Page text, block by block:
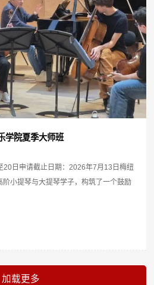
学院夏季大师班
日申请截止日期：2026年7月13日梅纽
阶小提琴与大提琴学子，构筑了一个鼓励